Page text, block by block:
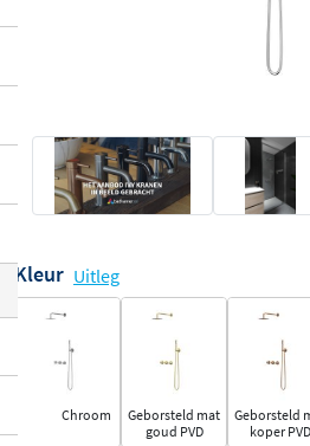
Kleur Uitleg
Chroom
Geborsteld mat
goud PVD
Geborsteld
koper PVD